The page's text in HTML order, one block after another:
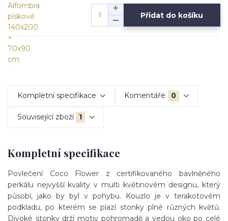
Přidat do košíku
Kompletní specifikace Komentáře 0
Související zboží 1
Kompletní specifikace
Povlečení Coco Flower z certifikovaného bavlněného
perkálu nejvyšší kvality v multi květinovém designu, který
působí, jako by byl v pohybu. Kouzlo je v terakotovém
podkladu, po kterém se plazí stonky plné různých květů.
Divoké stonky drží motiv pohromadě a vedou oko po celé